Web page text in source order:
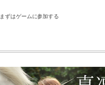
まずはゲームに参加する